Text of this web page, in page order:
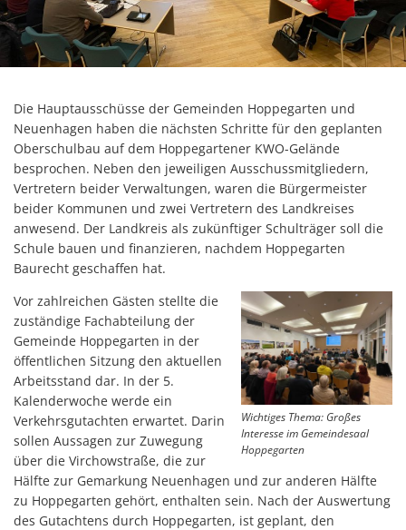
Die Hauptausschüsse der Gemeinden Hoppegarten und
Neuenhagen haben die nächsten Schritte für den geplanten
Oberschulbau auf dem Hoppegartener KWO-Gelände
besprochen. Neben den jeweiligen Ausschussmitgliedern,
Vertretern beider Verwaltungen, waren die Bürgermeister
beider Kommunen und zwei Vertretern des Landkreises
anwesend. Der Landkreis als zukünftiger Schulträger soll die
Schule bauen und finanzieren, nachdem Hoppegarten
Baurecht geschaffen hat.
Wichtiges Thema: Großes
Interesse im Gemeindesaal
Hoppegarten
Vor zahlreichen Gästen stellte die
zuständige Fachabteilung der
Gemeinde Hoppegarten in der
öffentlichen Sitzung den aktuellen
Arbeitsstand dar. In der 5.
Kalenderwoche werde ein
Verkehrsgutachten erwartet. Darin
sollen Aussagen zur Zuwegung
über die Virchowstraße, die zur
Hälfte zur Gemarkung Neuenhagen und zur anderen Hälfte
zu Hoppegarten gehört, enthalten sein. Nach der Auswertung
des Gutachtens durch Hoppegarten, ist geplant, den